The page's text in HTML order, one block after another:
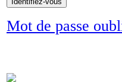
Mot de passe